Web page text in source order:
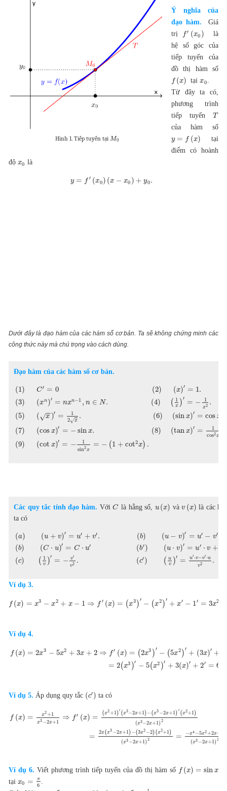
Hình 1. Tiếp tuyến tạiM0
Ý nghĩa của
đạo hàm. Giá
trị
f′ (x0 ) là
hệ số góc của
tiếp tuyến của
đồ thị hàm số
f (x) tạix0.
Từ đây ta có,
phương trình
tiếp tuyến T
của hàm số
y = f (x)
tại
điểm có hoành
độ x0 là
y = f ′ (x0 ) (x − x0 ) + y0 .
Dưới đây là đạo hàm của các hàm số cơ bản. Ta sẽ không chứng minh các
công thức này mà chú trọng vào cách dùng.
Đạo hàm của các hàm số cơ bản.
(1) C′ = 0 (2) (x)′ = 1.
(3) (xn )′ = nxn−1 , n ∈ N. (4) ( 1
x )′ = − 1
x2 .
(5) ( x
−
−
√ )′ =
1
2
x
√
. (6) (sin x)′ = cos x
(7) (cos x)′ = − sin x. (8) (tan x)′ =
1
cos2x
(9) (cot x)′ = −
1
sin2x
= − (1 + cot2x) .
Các quy tắc tính đạo hàm. VớiC là hằng số, u (x) vàv (x) là các
ta có
(a) (u + v)′ = u′ + v′. (b) (u − v)′ = u′ − v′
(b) (C ⋅ u)′ = C ⋅ u′ (b′) (u ⋅ v)′ = u′ ⋅ v +
(c) ( 1
v )′ = − v′
v2 . (c′) ( u
v )′ = u′ ⋅v−v′ ⋅u
v2 .
Ví dụ 3.
f (x) = x3 − x2 + x − 1 ⇒ f ′ (x) = (x3 )′ − (x2 )′ + x′ − 1′ = 3x2
Ví dụ 4.
f (x) = 2x3 − 5x2 + 3x + 2 ⇒ f′ (x) = (2x3 )′ − (5x2)′ + (3x)′ +
= 2(x3 )′ − 5(x2 )′ + 3(x)′ + 2′ = 6
Ví dụ 5. Áp dụng quy tắc (c′) ta có
f (x) = x2+1
x3 −2x+1
⇒ f′ (x) = (x2+1)′ (x3−2x+1)−(x3 −2x+1) ′ (x2+1)
(x3−2x+1) 2
=
2x(x3 −2x+1)−(3x2 −2)(x2+1)
(x3 −2x+1) 2 = −x4 −5x2+2x+
(x3 −2x+1) 2
Ví dụ 6. Viết phương trình tiếp tuyến của đồ thị hàm số f (x) = sin x
tại x0 = π
6